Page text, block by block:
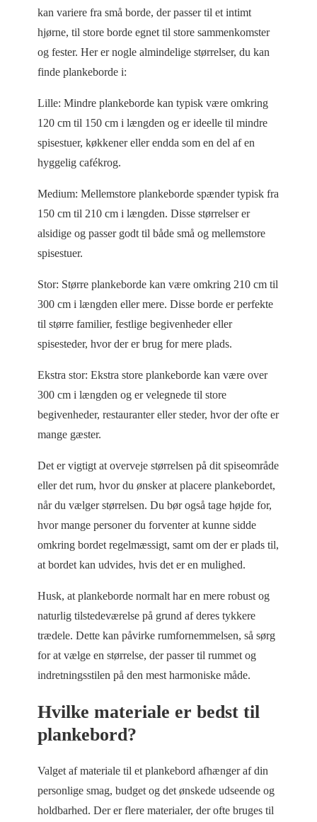
kan variere fra små borde, der passer til et intimt
hjørne, til store borde egnet til store sammenkomster
og fester. Her er nogle almindelige størrelser, du kan
finde plankeborde i:
Lille: Mindre plankeborde kan typisk være omkring
120 cm til 150 cm i længden og er ideelle til mindre
spisestuer, køkkener eller endda som en del af en
hyggelig cafékrog.
Medium: Mellemstore plankeborde spænder typisk fra
150 cm til 210 cm i længden. Disse størrelser er
alsidige og passer godt til både små og mellemstore
spisestuer.
Stor: Større plankeborde kan være omkring 210 cm til
300 cm i længden eller mere. Disse borde er perfekte
til større familier, festlige begivenheder eller
spisesteder, hvor der er brug for mere plads.
Ekstra stor: Ekstra store plankeborde kan være over
300 cm i længden og er velegnede til store
begivenheder, restauranter eller steder, hvor der ofte er
mange gæster.
Det er vigtigt at overveje størrelsen på dit spiseområde
eller det rum, hvor du ønsker at placere plankebordet,
når du vælger størrelsen. Du bør også tage højde for,
hvor mange personer du forventer at kunne sidde
omkring bordet regelmæssigt, samt om der er plads til,
at bordet kan udvides, hvis det er en mulighed.
Husk, at plankeborde normalt har en mere robust og
naturlig tilstedeværelse på grund af deres tykkere
trædele. Dette kan påvirke rumfornemmelsen, så sørg
for at vælge en størrelse, der passer til rummet og
indretningsstilen på den mest harmoniske måde.
Hvilke materiale er bedst til
plankebord?
Valget af materiale til et plankebord afhænger af din
personlige smag, budget og det ønskede udseende og
holdbarhed. Der er flere materialer, der ofte bruges til